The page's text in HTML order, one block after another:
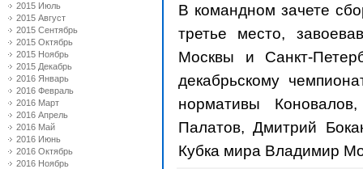
2015 Июль
2015 Август
2015 Сентябрь
2015 Октябрь
2015 Ноябрь
2015 Декабрь
2016 Январь
2016 Февраль
2016 Март
2016 Апрель
2016 Май
2016 Июнь
2016 Октябрь
2016 Ноябрь
В командном зачете
третье место,
Москвы и Санкт-
декабрьскому
нормативы
Палатов, Дмитрий
Кубка мира Владимир